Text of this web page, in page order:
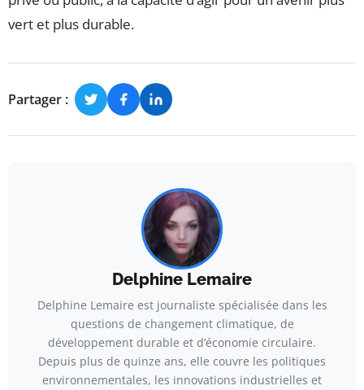
vert et plus durable.
Partager :
Delphine Lemaire
Delphine Lemaire est journaliste spécialisée dans les
questions de changement climatique, de
développement durable et d’économie circulaire.
Depuis plus de quinze ans, elle couvre les politiques
environnementales, les innovations industrielles et